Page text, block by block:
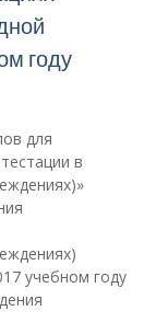
году
для
в
учебном году